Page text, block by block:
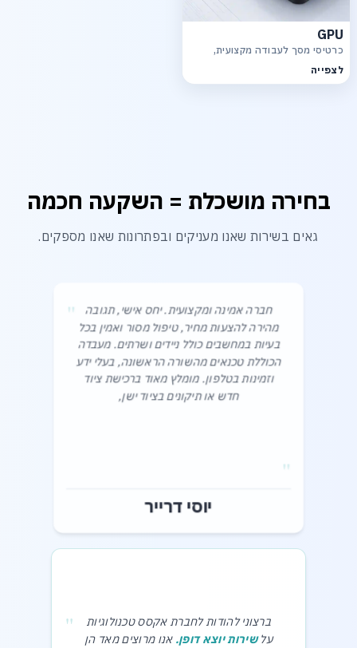
GPU
כרטיסי מסך לעבודה מקצועית,
לצפייה
בחירה מושכלת = השקעה חכמה
גאים בשירות שאנו מעניקים ובפתרונות שאנו מספקים.
"
חברה אמינה ומקצועית. יחס אישי, תגובה
מהירה להצעות מחיר, טיפול מסור ואמין בכל
בעיות במחשבים כולל ניידים ושרתים. מעבדה
הכוללת טכנאים מהשורה הראשונה, בעלי ידע
וזמינות בטלפון. מומלץ מאוד ברכישת ציוד
חדש או תיקונים בציוד ישן,‎
"
יוסי דרייר
"
ברצוני להודות לחברת אקסס טכנולוגיות
עלשירות יוצא דופן. אנו מרוצים מאד הן